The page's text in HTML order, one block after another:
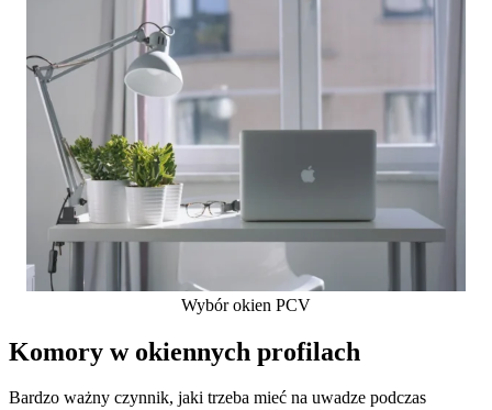
Wybór okien PCV
Komory w okiennych profilach
Bardzo ważny czynnik, jaki trzeba mieć na uwadze podczas